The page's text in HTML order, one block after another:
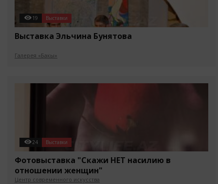
19 Выставки
Выставка Эльчина Бунятова
Галерея «Бакы»
24 Выставки
Фотовыставка "Скажи НЕТ насилию в
отношении женщин"
Центр современного искусства